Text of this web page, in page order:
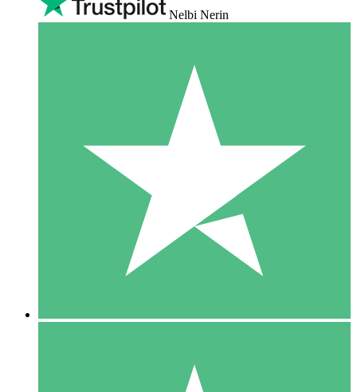
Nelbi Nerin